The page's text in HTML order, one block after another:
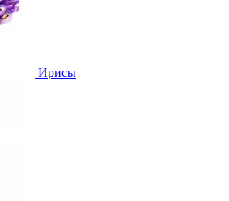
Ирисы